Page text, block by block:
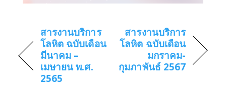
สารงานบริการ
โลหิต ฉบับเดือน
มีนาคม –
เมษายน พ.ศ.
2565
สารงานบริการ
โลหิต ฉบับเดือน
มกราคม-
กุมภาพันธ์ 2567